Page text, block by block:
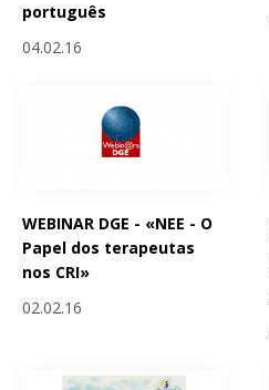
português
04.02.16
WEBINAR DGE - «NEE - O
Papel dos terapeutas
nos CRI»
02.02.16